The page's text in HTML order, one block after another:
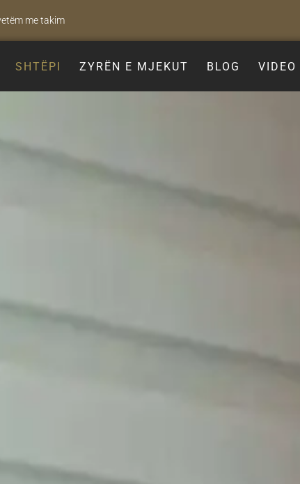
me takim
SHTËPI ZYRËN E MJEKUT BLOG VIDEO